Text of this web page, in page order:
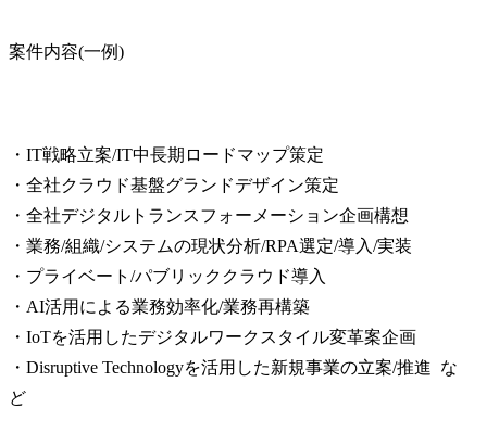
案件内容(一例)
・IT戦略立案/IT中長期ロードマップ策定
・全社クラウド基盤グランドデザイン策定
・全社デジタルトランスフォーメーション企画構想
・業務/組織/システムの現状分析/RPA選定/導入/実装
・プライベート/パブリッククラウド導入
・AI活用による業務効率化/業務再構築
・IoTを活用したデジタルワークスタイル変革案企画
・Disruptive Technologyを活用した新規事業の立案/推進  な
ど